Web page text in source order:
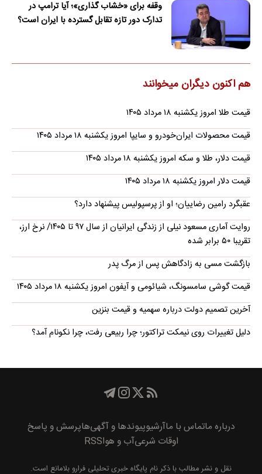
وقفه برای «خشاب گذاری»؛ آیا ترامپ در
تدارک دور تازه تقابل گسترده با ایران است؟
هم اکنون دیگران میخوانند
قیمت طلا امروز یکشنبه ۱۸ مرداد ۱۴۰۵
قیمت محصولات ایران‌خودرو و سایپا امروز یکشنبه ۱۸ مرداد ۱۴۰۵
قیمت دلار، طلا و سکه امروز یکشنبه ۱۸ مرداد ۱۴۰۵
قیمت دلار امروز یکشنبه ۱۸ مرداد ۱۴۰۵
عقبگرد رامین رضاییان؛ او از پرسپولیس پیشنهاد دارد؟
روایت آماری مسعود نیلی از زندگی ایرانیان از سال ۹۷ تا ۱۴۰۵/ نرخ ارز،
تقریبا ۵۰ برابر شده
بازگشت مسی به زادگاهش پس از مرگ پدر
قیمت گوشی سامسونگ، شیائومی و آیفون امروز یکشنبه ۱۸ مرداد ۱۴۰۵
آخرین تصمیم دولت درباره سهمیه و قیمت بنزین
دلیل تغییرات روی نیمکت تراکتور؛ چرا ربیعی رفت، چرا نکونام آمد؟
درباره ماتماس با ماآرشیوپیوند‌ها و آگهی‌هاپرسش و پاسخ
اوقات شرعیآب و هواRSS
نقل و نشر مطالب با ذکر نام پايگاه خبری تحليلی فرارو بلامانع است.